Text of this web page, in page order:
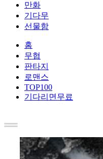
만화
기다무
선물함
홈
무협
판타지
로맨스
TOP100
기다리면무료